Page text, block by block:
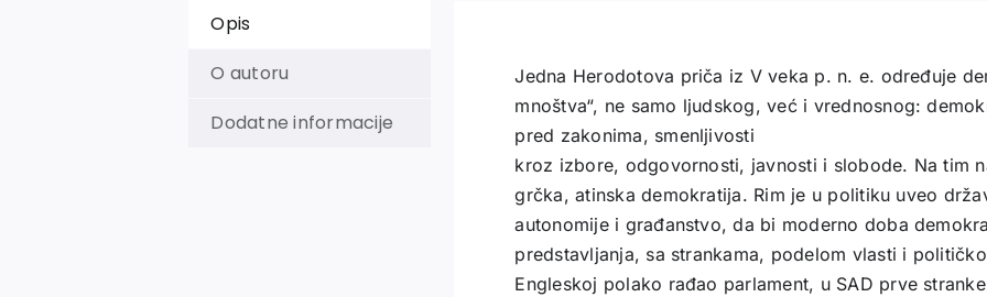
Opis
O autoru
Dodatne informacije
Jedna Herodotova priča iz V veka p. n. e. određuje
mnoštva“, ne samo ljudskog, već i vrednosnog:
pred zakonima, smenljivosti
kroz izbore, odgovornosti, javnosti i slobode. Na tim
grčka, atinska demokratija. Rim je u politiku uveo
autonomije i građanstvo, da bi moderno doba
predstavljanja, sa strankama, podelom vlasti i
Engleskoj polako rađao parlament, u SAD prve